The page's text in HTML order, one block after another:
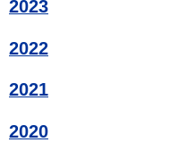
2023
2022
2021
2020